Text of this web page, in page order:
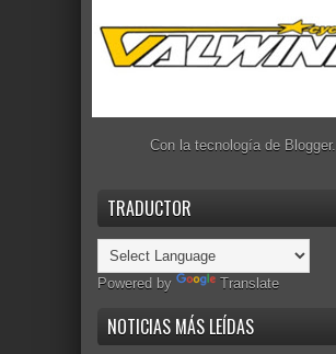
Con la tecnología de Blogger.
TRADUCTOR
Powered by Translate
NOTICIAS MÁS LEÍDAS